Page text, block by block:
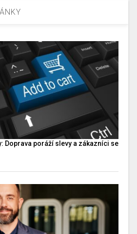
Doprava poráží slevy a zákazníci se